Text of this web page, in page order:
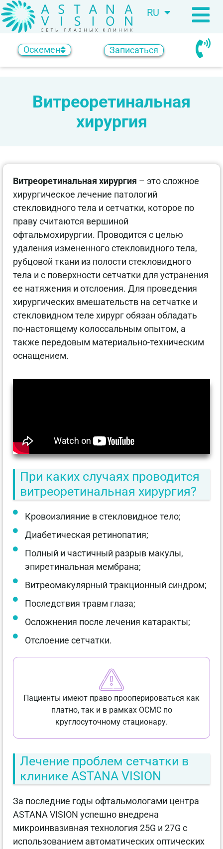
RU
KZ
Оскемен Записаться
Витреоретинальная
хирургия
Витреоретинальная хирургия – это сложное
хирургическое лечение патологий
стекловидного тела и сетчатки, которое по
праву считаются вершиной
офтальмохирургии. Проводится с целью
удаления измененного стекловидного тела,
рубцовой ткани из полости стекловидного
тела и с поверхности сетчатки для устранения
ее натяжения и отслоения. Для проведения
хирургических вмешательств на сетчатке и
стекловидном теле хирург обязан обладать
по-настоящему колоссальным опытом, а
также передовым материально-техническим
оснащением.
При каких случаях проводится
витреоретинальная хирургия?
Кровоизлияние в стекловидное тело;
Диабетическая ретинопатия;
Полный и частичный разрыв макулы,
эпиретинальная мембрана;
Витреомакулярный тракционный синдром;
Последствия травм глаза;
Осложнения после лечения катаракты;
Отслоение сетчатки.
Пациенты имеют право прооперироваться как
платно, так и в рамках ОСМС по
круглосуточному стационару.
Лечение проблем сетчатки в
клинике ASTANA VISION
За последние годы офтальмологами центра
ASTANA VISION успешно внедрена
микроинвазивная технология 25G и 27G с
использованием автоматических оптических